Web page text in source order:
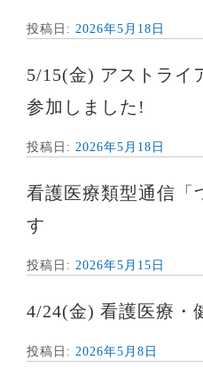
投稿日: 2026年5月18日
5/15(金) アストライ
参加しました!
投稿日: 2026年5月18日
看護医療類型通信「
す
投稿日: 2026年5月15日
4/24(金) 看護医療・
投稿日: 2026年5月8日